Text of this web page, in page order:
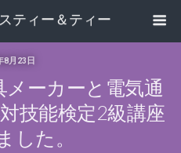
ティー＆ティー
8月23日
ーカーと電気通
技能検定2級講座
した。